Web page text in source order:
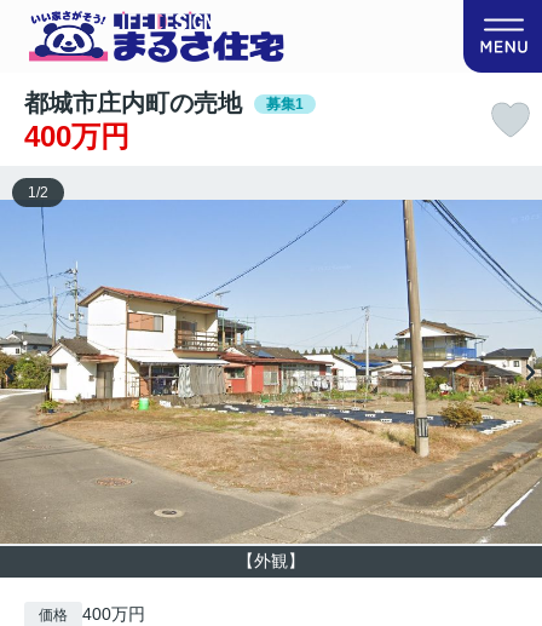
都城市庄内町の売地 募集1
400万円
【外観】
1/2
価格 400万円